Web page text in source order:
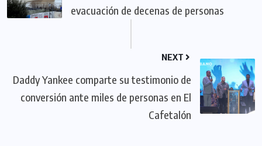
evacuación de decenas de personas
NEXT
Daddy Yankee comparte su testimonio de
conversión ante miles de personas en El
Cafetalón